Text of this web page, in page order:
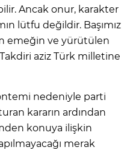
Ancak onur, karakter
lütfu değildir. Başımız
emeğin ve yürütülen
aziz Türk milletine
nedeniyle parti
kararın ardından
konuya ilişkin
merak